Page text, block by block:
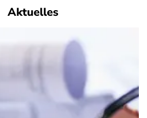
Aktuelles